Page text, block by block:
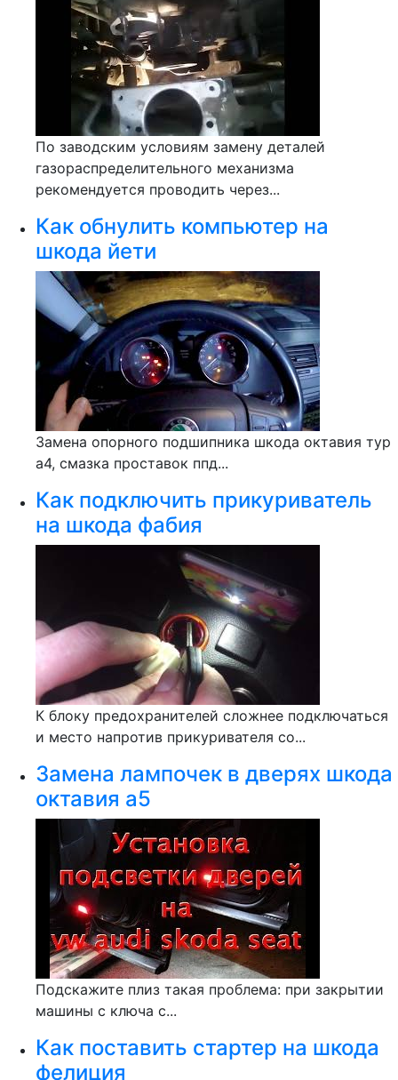
По заводским условиям замену деталей
газораспределительного механизма
рекомендуется проводить через...
Как обнулить компьютер на
шкода йети
Замена опорного подшипника шкода октавия тур
а4, смазка проставок ппд...
Как подключить прикуриватель
на шкода фабия
К блоку предохранителей сложнее подключаться
и место напротив прикуривателя со...
Замена лампочек в дверях шкода
октавия а5
Подскажите плиз такая проблема: при закрытии
машины с ключа с...
Как поставить стартер на шкода
фелиция